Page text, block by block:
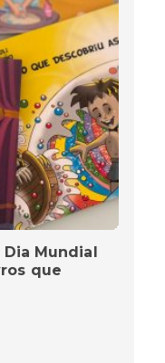
Mundial
que